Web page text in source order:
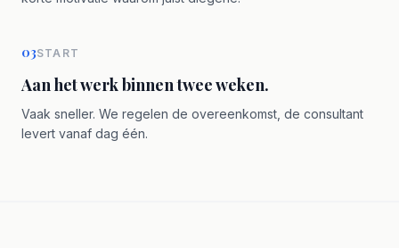
03START
Aan het werk binnen twee weken.
Vaak sneller. We regelen de overeenkomst, de consultant
levert vanaf dag één.